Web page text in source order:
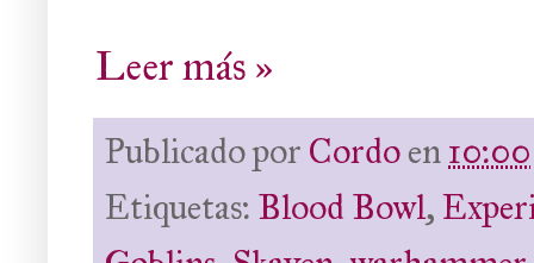
Leer más »
Publicado por Cordoen10:00
Etiquetas: Blood Bowl,